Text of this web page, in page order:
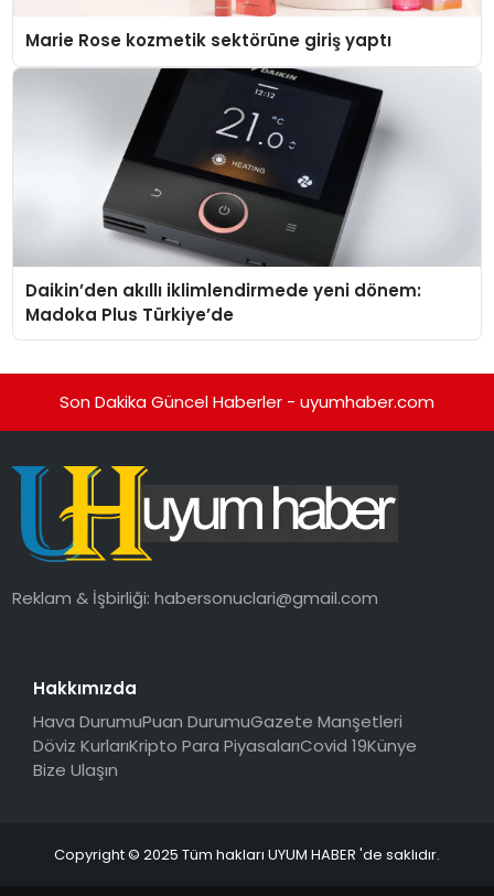
Marie Rose kozmetik sektörüne giriş yaptı
Daikin’den akıllı iklimlendirmede yeni dönem:
Madoka Plus Türkiye’de
Son Dakika Güncel Haberler - uyumhaber.com
Reklam & İşbirliği:habersonuclari@gmail.com
Hakkımızda
Hava DurumuPuan DurumuGazete Manşetleri
Döviz KurlarıKripto Para PiyasalarıCovid 19Künye
Bize Ulaşın
Copyright © 2025 Tüm hakları UYUM HABER 'de saklıdır.